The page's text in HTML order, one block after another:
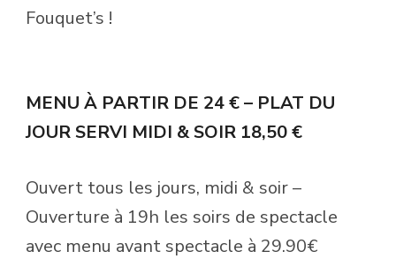
Fouquet’s !
MENU À PARTIR DE 24 € – PLAT DU
JOUR SERVI MIDI & SOIR 18,50 €
Ouvert tous les jours, midi & soir –
Ouverture à 19h les soirs de spectacle
avec menu avant spectacle à 29.90€